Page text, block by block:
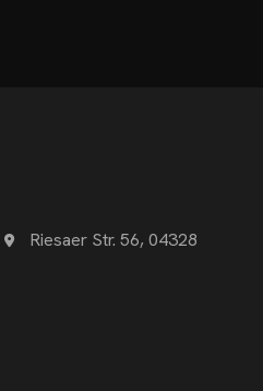
Riesaer Str. 56, 04328